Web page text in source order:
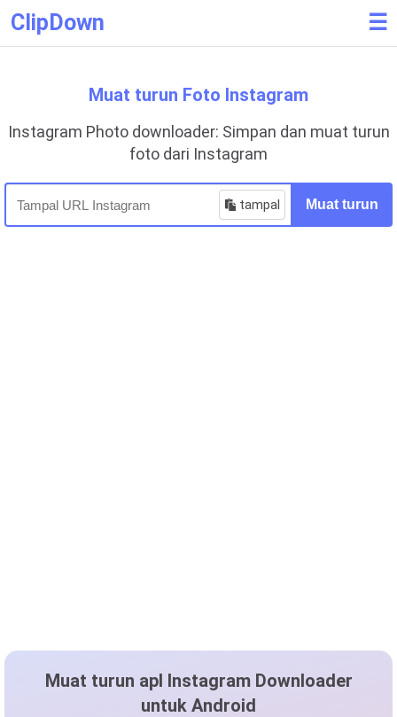
ClipDown ☰
Muat turun Foto Instagram
Instagram Photo downloader: Simpan dan muat turun
foto dari Instagram
tampal Muat turun
Muat turun apl Instagram Downloader
untuk Android